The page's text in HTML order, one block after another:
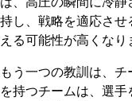
持し、戦略を適応さ
える可能性が高くなり
もう一つの教訓は、
を持つチームは、選